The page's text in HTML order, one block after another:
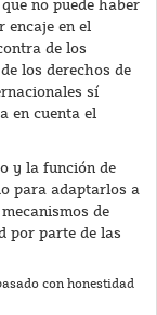
no puede haber
encaje en el
de los
los derechos de
sí
en cuenta el
y la función de
para adaptarlos a
de
por parte de las
con honestidad